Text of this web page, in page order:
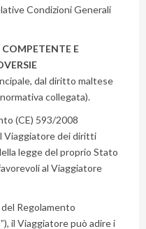
Condizioni Generali
COMPETENTE E
dal diritto maltese
collegata).
(CE) 593/2008
Viaggiatore dei diritti
legge del proprio Stato
al Viaggiatore
Regolamento
il Viaggiatore può adire i